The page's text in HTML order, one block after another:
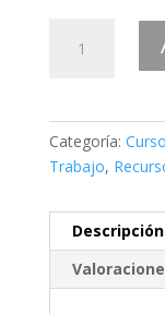
Desgaste
Mental
Categoría:
Trabajo,
Descripción